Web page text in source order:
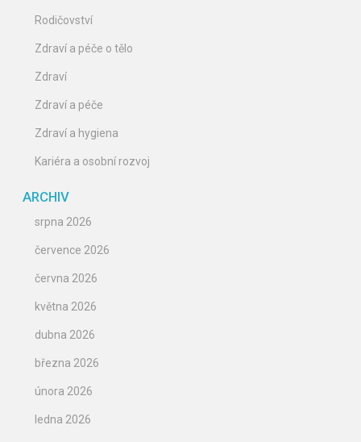
Rodičovství
Zdraví a péče o tělo
Zdraví
Zdraví a péče
Zdraví a hygiena
Kariéra a osobní rozvoj
ARCHIV
srpna 2026
července 2026
června 2026
května 2026
dubna 2026
března 2026
února 2026
ledna 2026